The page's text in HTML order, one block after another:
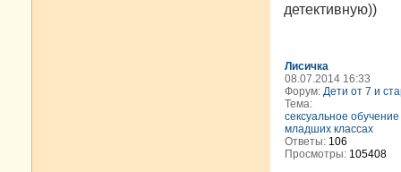
детективную))
Лисичка
08.07.2014 16:33
Форум: Дети от 7 и
Тема:
сексуальное
младших классах
Ответы: 106
Просмотры: 105408